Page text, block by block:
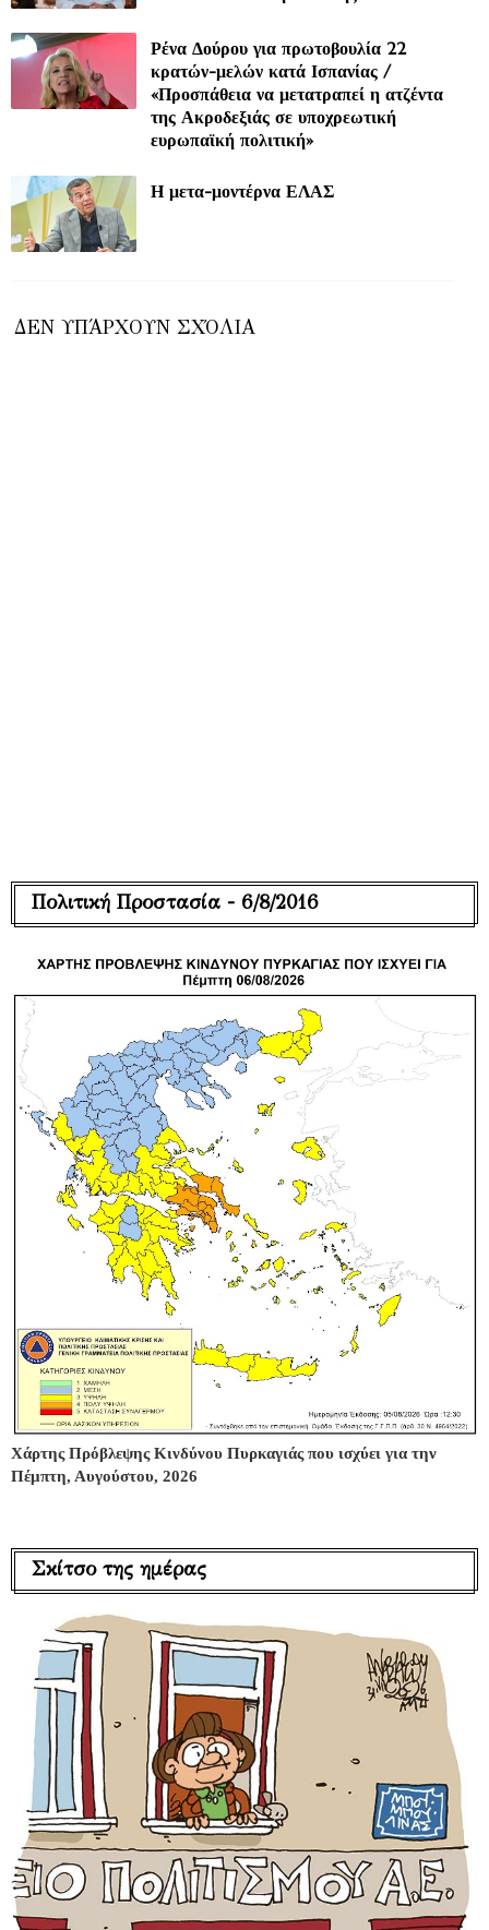
Ρένα Δούρου για πρωτοβουλία 22
κρατών-μελών κατά Ισπανίας /
«Προσπάθεια να μετατραπεί η ατζέντα
της Ακροδεξιάς σε υποχρεωτική
ευρωπαϊκή πολιτική»
Η μετα-μοντέρνα ΕΛΑΣ
ΔΕΝ ΥΠΆΡΧΟΥΝ ΣΧΌΛΙΑ
Πολιτική Προστασία - 6/8/2016
Χάρτης Πρόβλεψης Κινδύνου Πυρκαγιάς που ισχύει για την
Πέμπτη, Αυγούστου, 2026
Σκίτσο της ημέρας